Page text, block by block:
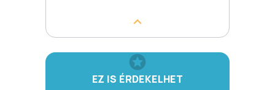
EZ IS ÉRDEKELHET